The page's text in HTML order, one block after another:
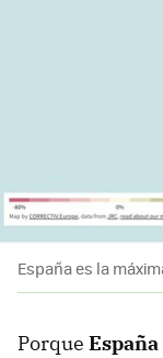
España es la
Porque